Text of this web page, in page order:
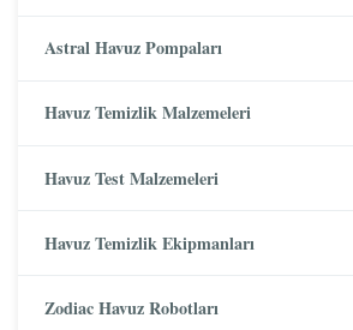
Astral Havuz Pompaları
Havuz Temizlik Malzemeleri
Havuz Test Malzemeleri
Havuz Temizlik Ekipmanları
Zodiac Havuz Robotları